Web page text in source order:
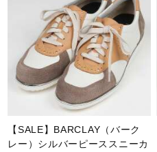
【SALE】BARCLAY（バーク
レー）シルバーピーススニーカ